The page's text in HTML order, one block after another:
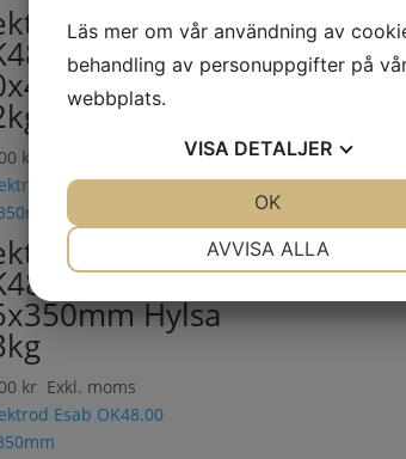
Esab
Hylsa
kr
Esab
Hylsa
krExkl. moms
Läs mer om vår användning av
behandling av personuppgifter på
webbplats.
VISA DETALJER
MARKNADSFÖRING
AVVISA ALLA
OK